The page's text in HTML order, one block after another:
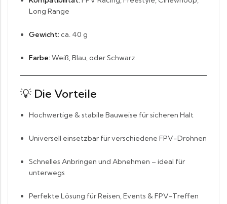
Long Range
Gewicht: ca. 40 g
Farbe: Weiß, Blau, oder Schwarz
💡 Die Vorteile
Hochwertige & stabile Bauweise für sicheren Halt
Universell einsetzbar für verschiedene FPV-Drohnen
Schnelles Anbringen und Abnehmen – ideal für
unterwegs
Perfekte Lösung für Reisen, Events & FPV-Treffen